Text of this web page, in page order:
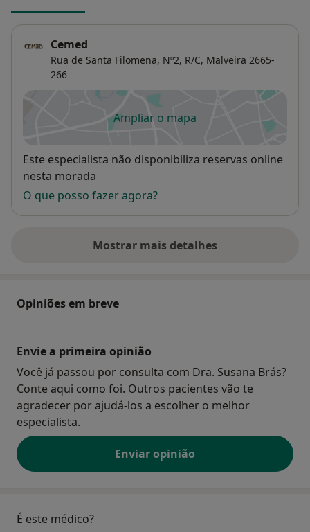
Cemed
Rua de Santa Filomena, Nº2, R/C, Malveira 2665-
266
Ampliar o mapaabre num novo separador
Disponibilidade
Este especialista não disponibiliza reservas online
nesta morada
O que posso fazer agora?
Mostrar mais detalhes
sobre o endereço
Opiniões em breve
Envie a primeira opinião
Você já passou por consulta com Dra. Susana Brás?
Conte aqui como foi. Outros pacientes vão te
agradecer por ajudá-los a escolher o melhor
especialista.
Enviar opinião
É este médico?